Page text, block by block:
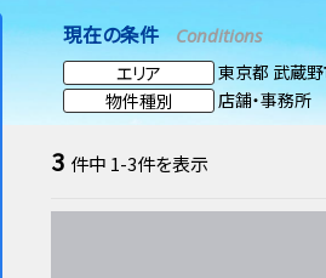
現在の条件 Conditions
エリア
東京都 武蔵
物件種別
店舗・事務所
3 件中 1-3件を表示